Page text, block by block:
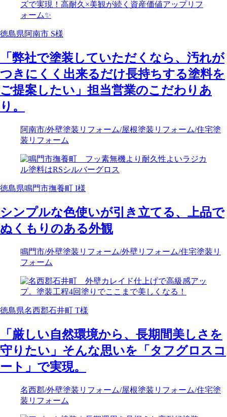
徳島県阿南市 S様
「弊社で塗装していただくなら、汚れが
つきにくく出来るだけ長持ちする塗料を
ご提案したい」担当営業のこだわりあ
り。
阿南市/外壁塗装リフォーム/屋根塗装リフォーム/住宅塗
装リフォーム
徳島県鳴門市撫養町 I様
シンプルな色使いが引き立てる、上品で
ぬくもりのある外観
鳴門市/外壁塗装リフォーム/外壁リフォーム/住宅塗装リ
フォーム
徳島県名西郡石井町 T様
「厳しい自然環境から、長期間美しさを
守りたい」そんな思いを「タフグロスコ
ート」で実現。
名西郡/外壁塗装リフォーム/屋根塗装リフォーム/住宅塗
装リフォーム